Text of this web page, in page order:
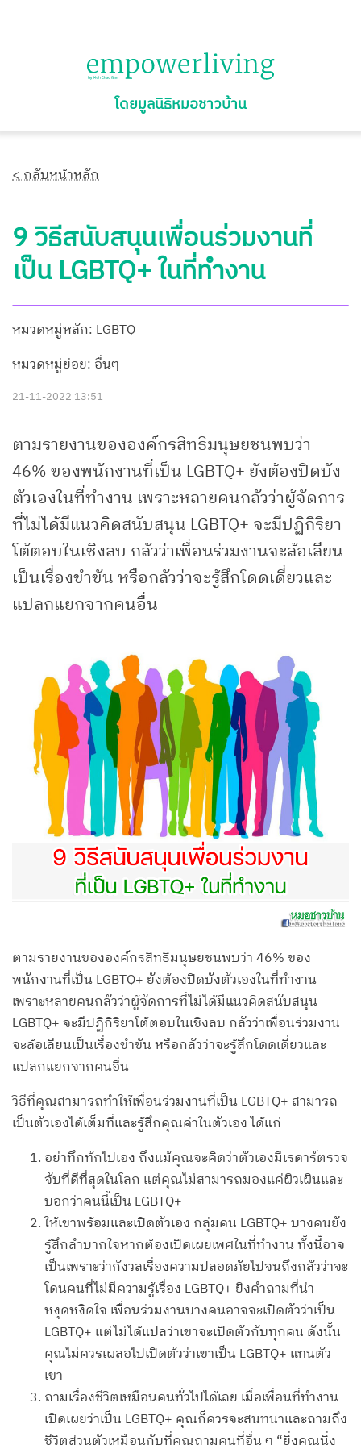
โดยมูลนิธิหมอชาวบ้าน
< กลับหน้าหลัก
9 วิธีสนับสนุนเพื่อนร่วมงานที่
เป็น LGBTQ+ ในที่ทำงาน
หมวดหมู่หลัก: LGBTQ
หมวดหมู่ย่อย: อื่นๆ
21-11-2022 13:51
ตามรายงานขององค์กรสิทธิมนุษยชนพบว่า
46% ของพนักงานที่เป็น LGBTQ+ ยังต้องปิดบัง
ตัวเองในที่ทำงาน เพราะหลายคนกลัวว่าผู้จัดการ
ที่ไม่ได้มีแนวคิดสนับสนุน LGBTQ+ จะมีปฏิกิริยา
โต้ตอบในเชิงลบ กลัวว่าเพื่อนร่วมงานจะล้อเลียน
เป็นเรื่องขำขัน หรือกลัวว่าจะรู้สึกโดดเดี่ยวและ
แปลกแยกจากคนอื่น
ตามรายงานขององค์กรสิทธิมนุษยชนพบว่า 46% ของ
พนักงานที่เป็น LGBTQ+ ยังต้องปิดบังตัวเองในที่ทำงาน
เพราะหลายคนกลัวว่าผู้จัดการที่ไม่ได้มีแนวคิดสนับสนุน
LGBTQ+ จะมีปฏิกิริยาโต้ตอบในเชิงลบ กลัวว่าเพื่อนร่วมงาน
จะล้อเลียนเป็นเรื่องขำขัน หรือกลัวว่าจะรู้สึกโดดเดี่ยวและ
แปลกแยกจากคนอื่น
วิธีที่คุณสามารถทำให้เพื่อนร่วมงานที่เป็น LGBTQ+ สามารถ
เป็นตัวเองได้เต็มที่และรู้สึกคุณค่าในตัวเอง ได้แก่
อย่าทึกทักไปเอง ถึงแม้คุณจะคิดว่าตัวเองมีเรดาร์ตรวจ
จับที่ดีที่สุดในโลก แต่คุณไม่สามารถมองแค่ผิวเผินและ
บอกว่าคนนี้เป็น LGBTQ+
ให้เขาพร้อมและเปิดตัวเอง กลุ่มคน LGBTQ+ บางคนยัง
รู้สึกลำบากใจหากต้องเปิดเผยเพศในที่ทำงาน ทั้งนี้อาจ
เป็นเพราะว่ากังวลเรื่องความปลอดภัยไปจนถึงกลัวว่าจะ
โดนคนที่ไม่มีความรู้เรื่อง LGBTQ+ ยิงคำถามที่น่า
หงุดหงิดใจ เพื่อนร่วมงานบางคนอาจจะเปิดตัวว่าเป็น
LGBTQ+ แต่ไม่ได้แปลว่าเขาจะเปิดตัวกับทุกคน ดังนั้น
คุณไม่ควรเผลอไปเปิดตัวว่าเขาเป็น LGBTQ+ แทนตัว
เขา
ถามเรื่องชีวิตเหมือนคนทั่วไปได้เลย เมื่อเพื่อนที่ทำงาน
เปิดเผยว่าเป็น LGBTQ+ คุณก็ควรจะสนทนาและถามถึง